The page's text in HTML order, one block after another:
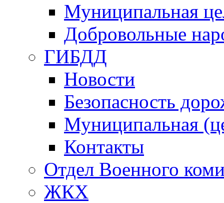
Муниципальная
Добровольные
ГИБДД
Новости
Безопасность
Муниципальная
Контакты
Отдел Военного
ЖКХ